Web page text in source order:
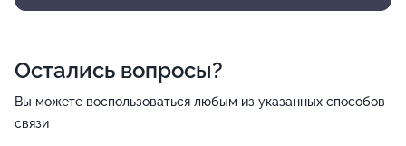
Остались вопросы?
Вы можете воспользоваться любым из указанных способов
связи